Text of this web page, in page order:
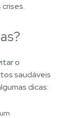
o
saudáveis
dicas: